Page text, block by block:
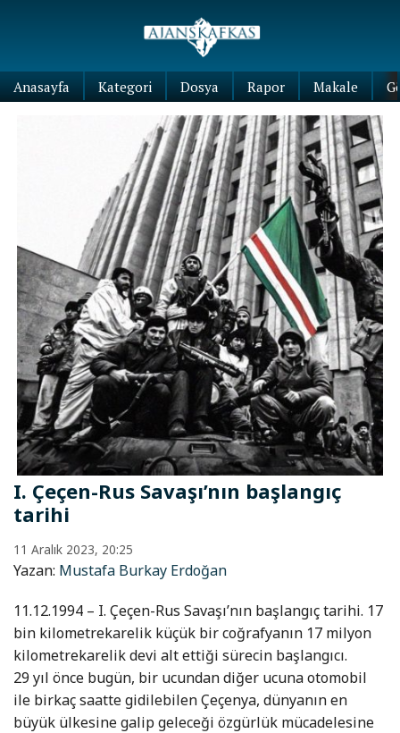
Anasayfa Kategori Dosya Rapor Makale
I. Çeçen-Rus Savaşı’nın başlangıç
tarihi
11 Aralık 2023, 20:25
Yazan: Mustafa Burkay Erdoğan
11.12.1994 – I. Çeçen-Rus Savaşı’nın başlangıç tarihi. 17
bin kilometrekarelik küçük bir coğrafyanın 17 milyon
kilometrekarelik devi alt ettiği sürecin başlangıcı.
29 yıl önce bugün, bir ucundan diğer ucuna otomobil
ile birkaç saatte gidilebilen Çeçenya, dünyanın en
büyük ülkesine galip geleceği özgürlük mücadelesine